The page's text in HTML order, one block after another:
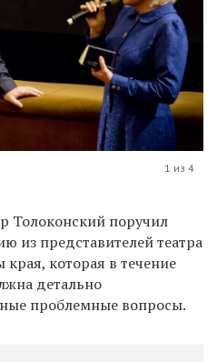
1 из 4
Толоконский поручил
из представителей театра
которая в течение
детально
проблемные вопросы.